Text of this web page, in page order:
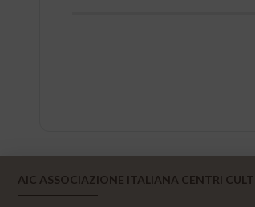
AIC ASSOCIAZIONE ITALIANA CENTRI